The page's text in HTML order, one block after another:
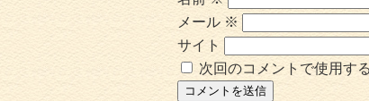
メール ※
サイト
次回のコメントで使用す